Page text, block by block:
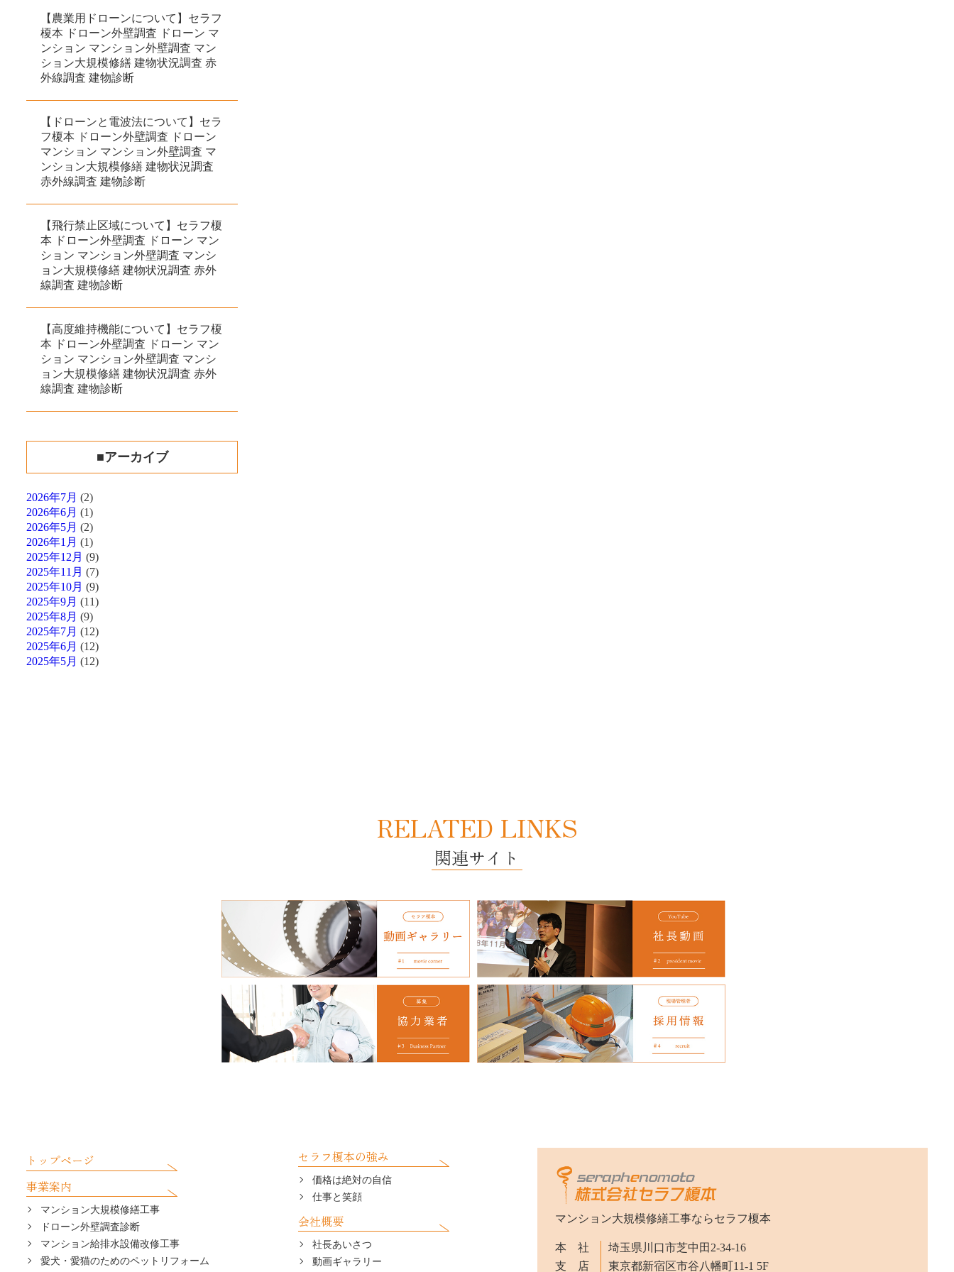
【農業用ドローンについて】セラフ
榎本 ドローン外壁調査 ドローン マ
ンション マンション外壁調査 マン
ション大規模修繕 建物状況調査 赤
外線調査 建物診断
【ドローンと電波法について】セラ
フ榎本 ドローン外壁調査 ドローン
マンション マンション外壁調査 マ
ンション大規模修繕 建物状況調査
赤外線調査 建物診断
【飛行禁止区域について】セラフ榎
本 ドローン外壁調査 ドローン マン
ション マンション外壁調査 マンシ
ョン大規模修繕 建物状況調査 赤外
線調査 建物診断
【高度維持機能について】セラフ榎
本 ドローン外壁調査 ドローン マン
ション マンション外壁調査 マンシ
ョン大規模修繕 建物状況調査 赤外
線調査 建物診断
■アーカイブ
2026年7月 (2)
2026年6月 (1)
2026年5月 (2)
2026年1月 (1)
2025年12月 (9)
2025年11月 (7)
2025年10月 (9)
2025年9月 (11)
2025年8月 (9)
2025年7月 (12)
2025年6月 (12)
2025年5月 (12)
RELATED LINKS
関連サイト
トップページ
事業案内
マンション大規模修繕工事
ドローン外壁調査診断
マンション給排水設備改修工事
愛犬・愛猫のためのペットリフォーム
セラフ榎本の強み
価格は絶対の自信
仕事と笑顔
会社概要
社長あいさつ
動画ギャラリー
マンション大規模修繕工事ならセラフ榎本
本 社
埼玉県川口市芝中田2-34-16
支 店
東京都新宿区市谷八幡町11-1 5F